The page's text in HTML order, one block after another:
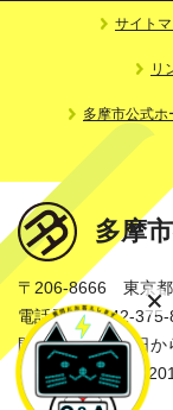
サイト
リ
多摩市公式ホ
多摩
〒206-8666 東京
電話番号：042-
開庁時間：月曜日
法人番号：